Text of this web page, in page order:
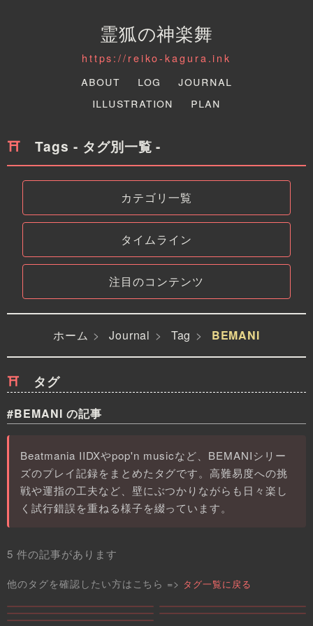
霊狐の神楽舞
https://reiko-kagura.ink
About Log
Journal
Illustration
Plan
Tags - タグ別一覧 -
カテゴリ一覧
タイムライン
注目のコンテンツ
ホーム Journal Tag BEMANI
タグ
#BEMANI の記事
Beatmania IIDXやpop'n musicなど、BEMANIシリー
ズのプレイ記録をまとめたタグです。高難易度への挑
戦や運指の工夫など、壁にぶつかりながらも日々楽し
く試行錯誤を重ねる様子を綴っています。
5 件の記事があります
他のタグを確認したい方はこちら => タグ一覧に戻る